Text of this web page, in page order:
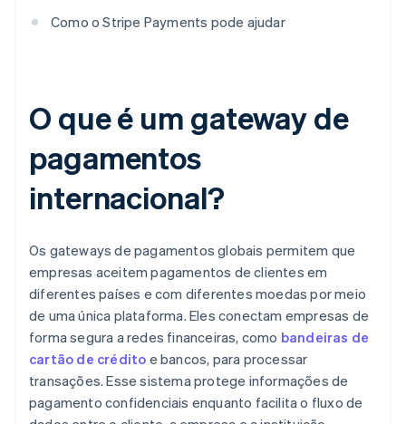
Como o Stripe Payments pode ajudar
O que é um gateway de
pagamentos
internacional?
Os gateways de pagamentos globais permitem que
empresas aceitem pagamentos de clientes em
diferentes países e com diferentes moedas por meio
de uma única plataforma. Eles conectam empresas de
forma segura a redes financeiras, como bandeiras de
cartão de crédito e bancos, para processar
transações. Esse sistema protege informações de
pagamento confidenciais enquanto facilita o fluxo de